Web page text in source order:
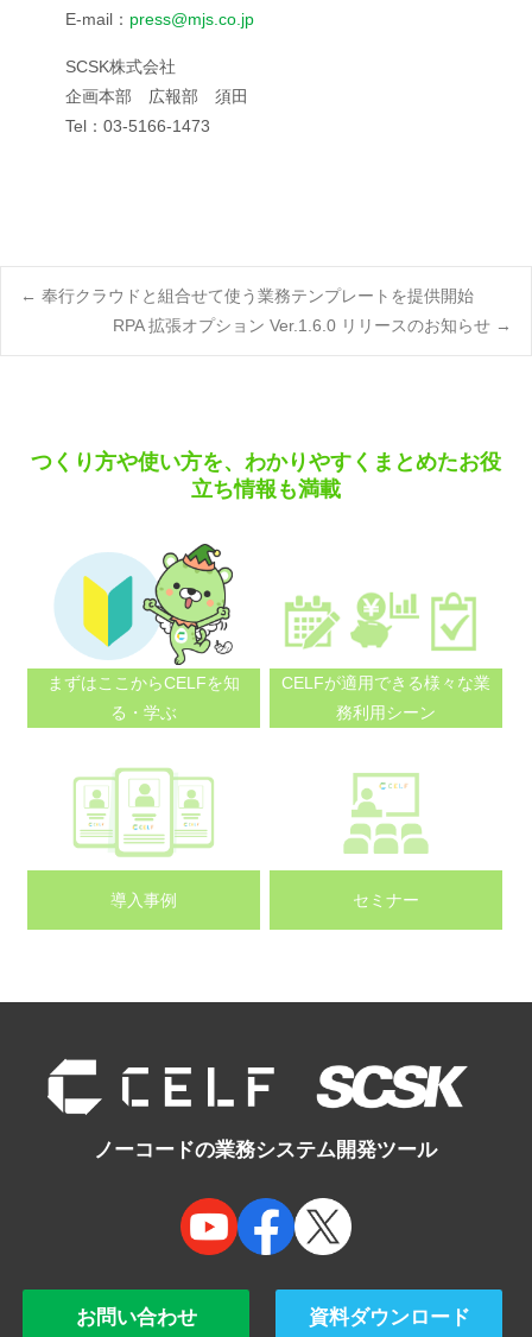
E-mail： press@mjs.co.jp
SCSK株式会社
企画本部 広報部 須田
Tel：03-5166-1473
Post
← 奉行クラウドと組合せて使う業務テンプレートを提供開始
RPA 拡張オプション Ver.1.6.0 リリースのお知らせ →
つくり方や使い方を、わかりやすくまとめたお役
立ち情報も満載
まずはここからCELFを知
る・学ぶ
CELFが適用できる様々な業
務利用シーン
導入事例 セミナー
ノーコードの業務システム開発ツール
お問い合わせ 資料ダウンロード